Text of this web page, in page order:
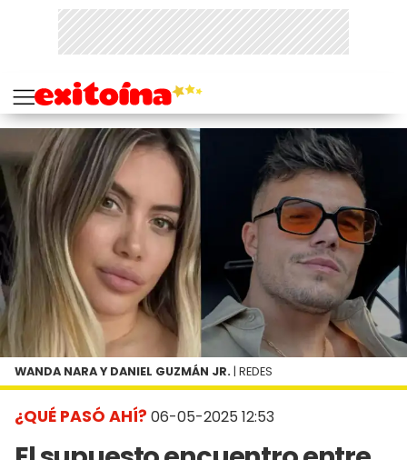
¿QUÉ PASÓ AHÍ? 06-05-2025 12:53
WANDA NARA Y DANIEL GUZMÁN JR. | REDES